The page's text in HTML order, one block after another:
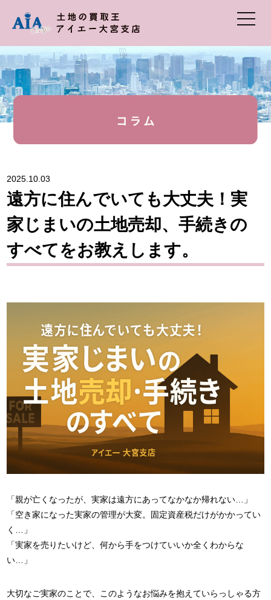
2025.10.03
遠方に住んでいても大丈夫！実
家じまいの土地売却、手続きの
すべてをお教えします。
「親が亡くなったが、実家は遠方にあってなかなか帰れない…」
「空き家になった実家の管理が大変。固定資産税だけがかかってい
く…」
「実家を売りたいけど、何から手をつけていいか全くわからな
い…」
大切なご実家のことで、このようなお悩みを抱えていらっしゃる方